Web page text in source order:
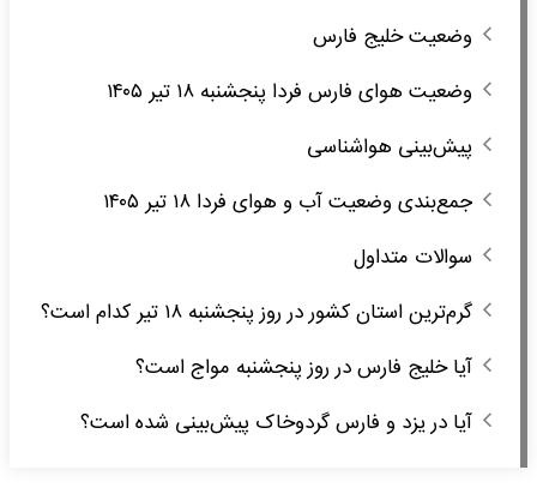
وضعیت خلیج فارس
وضعیت هوای فارس فردا پنجشنبه ۱۸ تیر ۱۴۰۵
پیش‌بینی هواشناسی
جمع‌بندی وضعیت آب و هوای فردا ۱۸ تیر ۱۴۰۵
سوالات متداول
گرم‌ترین استان کشور در روز پنجشنبه ۱۸ تیر کدام است؟
آیا خلیج فارس در روز پنجشنبه مواج است؟
آیا در یزد و فارس گردوخاک پیش‌بینی شده است؟